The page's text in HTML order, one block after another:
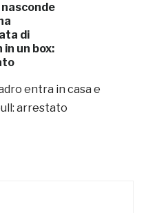
nasconde
di
in un box:
entra in casa e
arrestato